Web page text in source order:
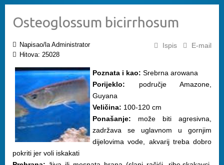
Osteoglossum bicirrhosum
Ispis E-mail
Napisao/la Administrator
Hitova: 25028
Poznata i kao: Srebrna arowana
Porijeklo: područje Amazone,
Guyana
Veličina: 100-120 cm
Ponašanje: može biti agresivna,
zadržava se uglavnom u gornjim
dijelovima vode, akvarij treba dobro
pokriti jer voli iskakati